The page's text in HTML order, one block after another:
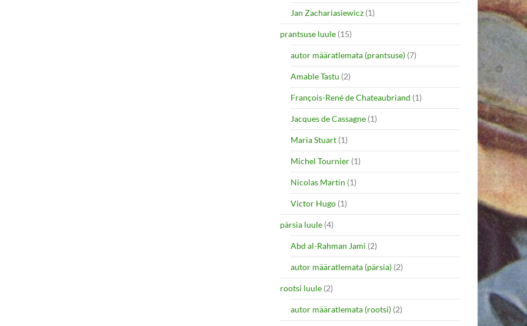
Jan Zachariasiewicz (1)
prantsuse luule (15)
autor määratlemata (prantsuse) (7)
Amable Tastu (2)
François-René de Chateaubriand (1)
Jacques de Cassagne (1)
Maria Stuart (1)
Michel Tournier (1)
Nicolas Martin (1)
Victor Hugo (1)
pärsia luule (4)
Abd al-Rahman Jami (2)
autor määratlemata (pärsia) (2)
rootsi luule (2)
autor määratlemata (rootsi) (2)